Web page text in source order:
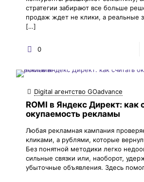
стратегии забирают все больше
продаж ждет не клики, а реальные
[…]
0
Digital агентство GOadvance
ROMI в Яндекс Директ: как
окупаемость рекламы
Любая рекламная кампания
кликами, а рублями, которые
Без понятной методики легко
сильные связки или, наоборот,
убыточные объявления. Здесь